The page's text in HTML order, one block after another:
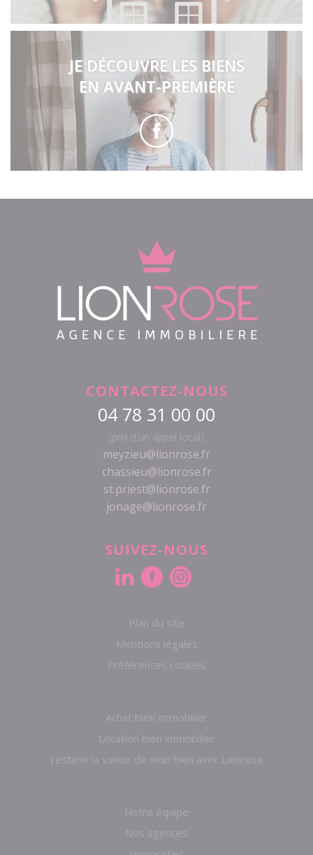
JE DÉCOUVRE LES BIENS
EN AVANT-PREMIÈRE
Plan du site
Mentions légales
Préférences cookies
Achat bien immobilier
Location bien immobilier
J'estime la valeur de mon bien avec Lionrose
Notre équipe
Nos agences
CONTACTEZ-NOUS
04 78 31 00 00
(prix d'un appel local)
meyzieu@lionrose.fr
chassieu@lionrose.fr
st.priest@lionrose.fr
jonage@lionrose.fr
SUIVEZ-NOUS